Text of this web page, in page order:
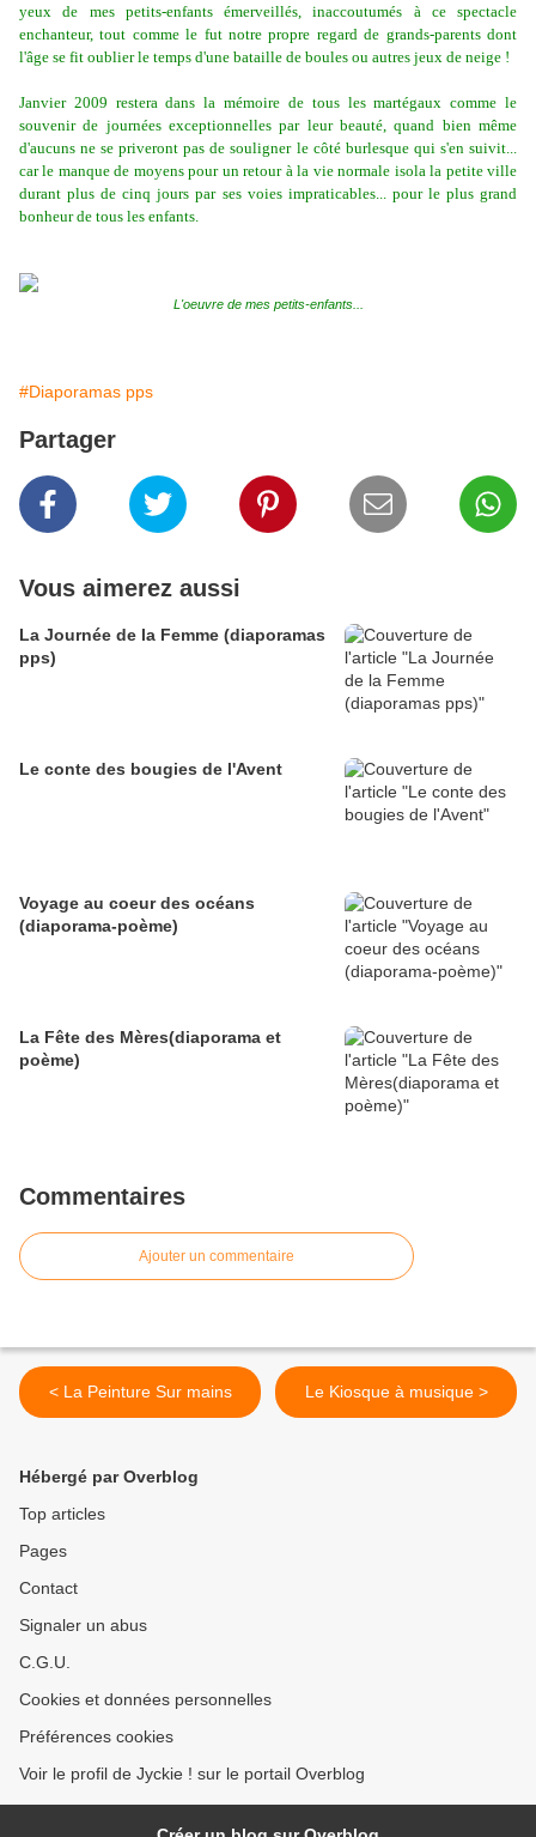
yeux de mes petits-enfants émerveillés, inaccoutumés à ce spectacle
enchanteur, tout comme le fut notre propre regard de grands-parents dont
l'âge se fit oublier le temps d'une bataille de boules ou autres jeux de neige !
Janvier 2009 restera dans la mémoire de tous les martégaux comme le
souvenir de journées exceptionnelles par leur beauté, quand bien même
d'aucuns ne se priveront pas de souligner le côté burlesque qui s'en suivit...
car le manque de moyens pour un retour à la vie normale isola la petite ville
durant plus de cinq jours par ses voies impraticables... pour le plus grand
bonheur de tous les enfants.
L'oeuvre de mes petits-enfants...
#Diaporamas pps
Partager
Vous aimerez aussi
La Journée de la Femme (diaporamas
pps)
Le conte des bougies de l'Avent
Voyage au coeur des océans
(diaporama-poème)
La Fête des Mères(diaporama et
poème)
Commentaires
Ajouter un commentaire
< La Peinture Sur mains Le Kiosque à musique >
Hébergé par Overblog
Top articles
Pages
Contact
Signaler un abus
C.G.U.
Cookies et données personnelles
Préférences cookies
Voir le profil de Jyckie ! sur le portail Overblog